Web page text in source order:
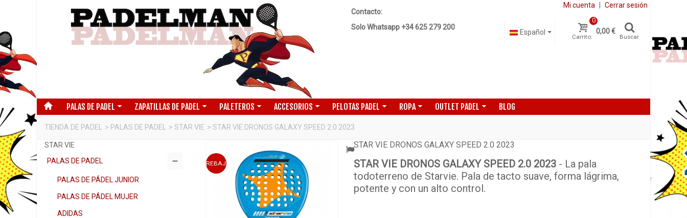
Contacto:
Solo Whatsapp +34 625 279 200
Mi cuenta Cerrar sesión
Carrito:
0
0,00 €
Buscar
Español
PALAS DE PADEL ZAPATILLAS DE PADEL PALETEROS ACCESORIOS PELOTAS PADEL ROPA OUTLET PADEL BLOG
TIENDA DE PADEL > PALAS DE PADEL > STAR VIE > STAR VIE DRONOS GALAXY SPEED 2.0 2023
STAR VIE
PALAS DE PADEL
PALAS DE PÁDEL JUNIOR
PALAS DE PÁDEL MUJER
ADIDAS
REBAJADO
STAR VIE DRONOS GALAXY SPEED 2.0 2023
STAR VIE DRONOS GALAXY SPEED 2.0 2023- La pala
todoterreno de Starvie. Pala de tacto suave, forma lágrima,
potente y con un alto control.